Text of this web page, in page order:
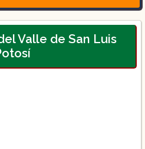
Biotecnólogo
Valle de San Luis